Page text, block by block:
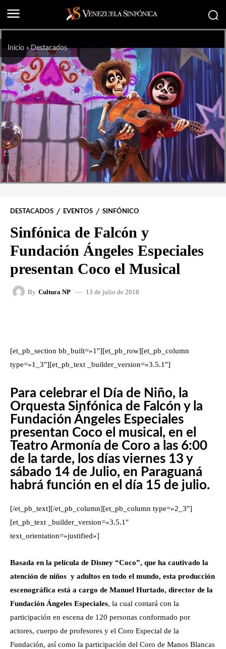
Inicio Destacados
DESTACADOS EVENTOS SINFÓNICO
Sinfónica de Falcón y
Fundación Ángeles Especiales
presentan Coco el Musical
By Cultura NP 13 de julio de 2018
[et_pb_section bb_built=»1″][et_pb_row][et_pb_column
type=»1_3″][et_pb_text _builder_version=»3.5.1″]
Para celebrar el Día de Niño, la
Orquesta Sinfónica de Falcón y la
Fundación Ángeles Especiales
presentan Coco el musical, en el
Teatro Armonía de Coro a las 6:00
de la tarde, los días viernes 13 y
sábado 14 de Julio, en Paraguaná
habrá función en el día 15 de julio.
[/et_pb_text][/et_pb_column][et_pb_column type=»2_3″]
[et_pb_text _builder_version=»3.5.1″
text_orientation=»justified»]
Basada en la película de Disney “Coco”, que ha cautivado la
atención de niños y adultos en todo el mundo, esta producción
escenográfica está a cargo de Manuel Hurtado, director de la
Fundación Ángeles Especiales, la cual contará con la
participación en escena de 120 personas conformado por
actores, cuerpo de profesores y el Coro Especial de la
Fundación, así como la participación del Coro de Manos Blancas